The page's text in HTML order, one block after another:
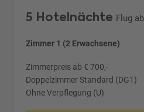
5 Hotelnächte Flug
Zimmer 1 (2 Erwachsene)
Zimmerpreis ab € 700,-
Doppelzimmer Standard (DG1)
Ohne Verpflegung (U)